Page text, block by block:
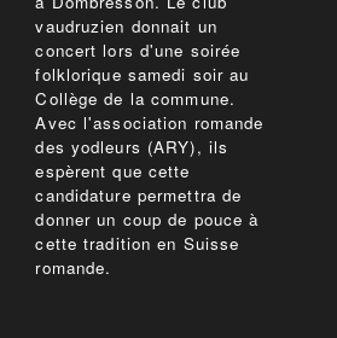
vaudruzien donnait un
concert lors d'une soirée
folklorique samedi soir au
Collège de la commune.
Avec l'association romande
des yodleurs (ARY), ils
espèrent que cette
candidature permettra de
donner un coup de pouce à
cette tradition en Suisse
romande.